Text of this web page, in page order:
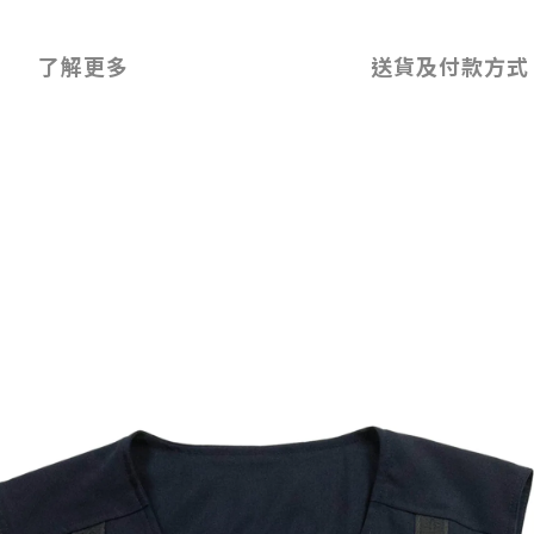
了解更多 送貨及付款方式